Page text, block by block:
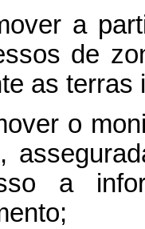
a
de
as terras
o
a